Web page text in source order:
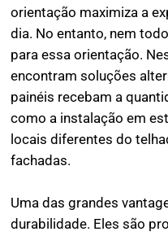
orientação maximiza a
dia. No entanto, nem
para essa orientação.
encontram soluções
painéis recebam a
como a instalação em
locais diferentes do
fachadas.
Uma das grandes
durabilidade. Eles são